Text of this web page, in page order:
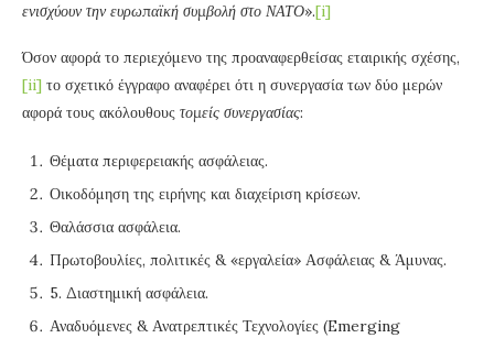
ενισχύουν την ευρωπαϊκή συμβολή στο ΝΑΤΟ».[i]
Όσον αφορά το περιεχόμενο της προαναφερθείσας εταιρικής σχέσης,
[ii] το σχετικό έγγραφο αναφέρει ότι η συνεργασία των δύο μερών
αφορά τους ακόλουθους τομείς συνεργασίας:
Θέματα περιφερειακής ασφάλειας.
Οικοδόμηση της ειρήνης και διαχείριση κρίσεων.
Θαλάσσια ασφάλεια.
Πρωτοβουλίες, πολιτικές & «εργαλεία» Ασφάλειας & Άμυνας.
5. Διαστημική ασφάλεια.
Αναδυόμενες & Ανατρεπτικές Τεχνολογίες (Emerging